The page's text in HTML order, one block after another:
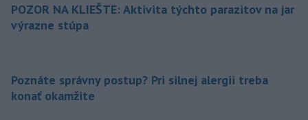
POZOR NA KLIEŠTE: Aktivita týchto parazitov na jar
výrazne stúpa
Poznáte správny postup? Pri silnej alergii treba
konať okamžite